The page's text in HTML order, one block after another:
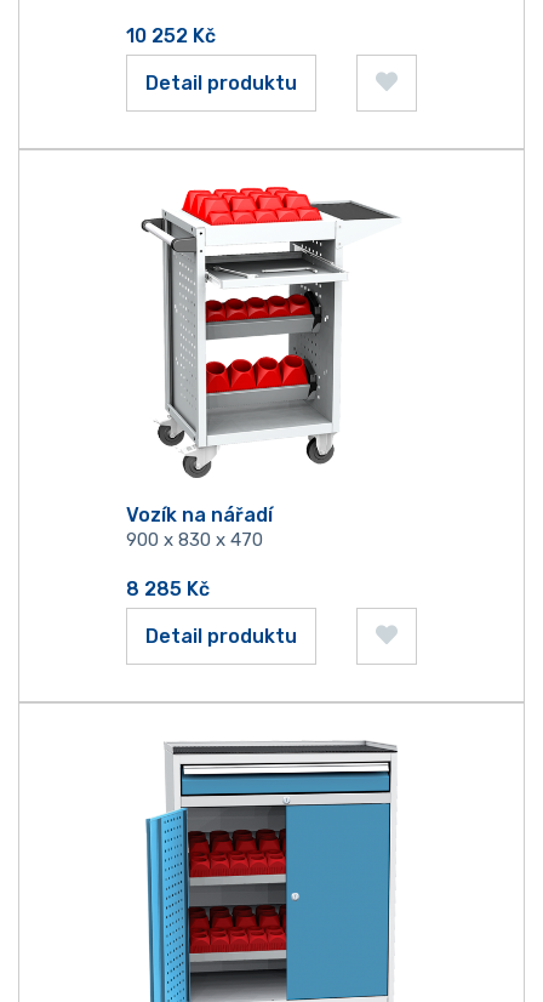
10 252 Kč
Detail produktu
Vozík na nářadí
900 x 830 x 470
8 285 Kč
Detail produktu